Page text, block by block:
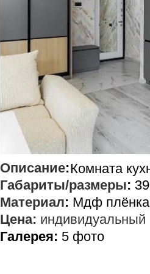
Описание:
Габариты/размеры:
Материал: Мдф
Цена: индивидуальный
Галерея: 5 фото
Комната